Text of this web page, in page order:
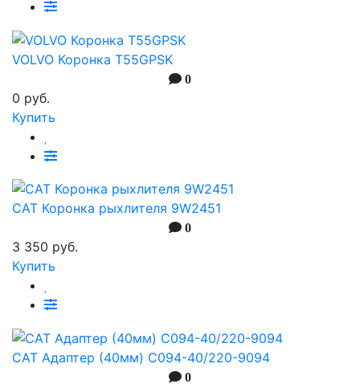
VOLVO Коронка T55GPSK
0
0 руб.
Купить
CAT Коронка рыхлителя 9W2451
0
3 350 руб.
Купить
CAT Адаптер (40мм) C094-40/220-9094
0